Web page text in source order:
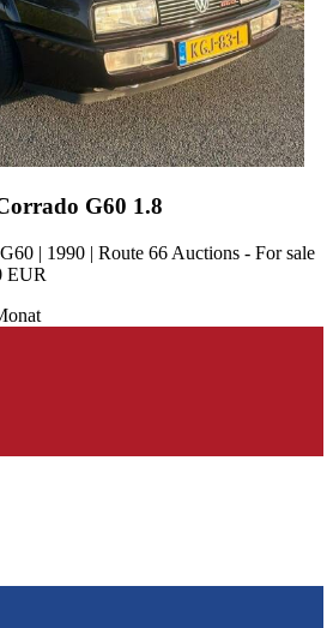
G60 1.8
| 1990 | Route 66 Auctions - For sale
EUR